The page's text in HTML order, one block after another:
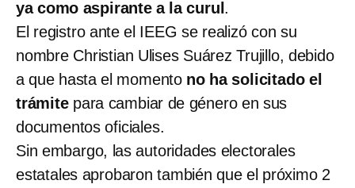
ya como aspirante a la curul.
El registro ante el IEEG se realizó con su
nombre Christian Ulises Suárez Trujillo, debido
a que hasta el momento no ha solicitado el
trámitepara cambiar de género en sus
documentos oficiales.
Sin embargo, las autoridades electorales
estatales aprobaron también que el próximo 2